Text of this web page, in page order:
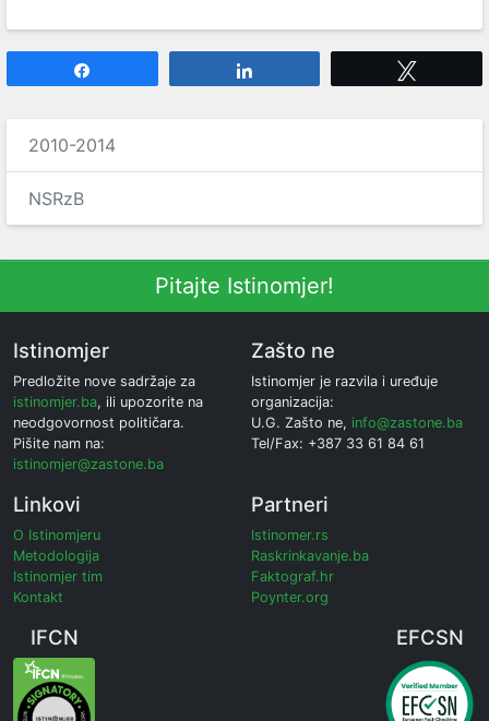
2010-2014
NSRzB
Pitajte Istinomjer!
Istinomjer
Predložite nove sadržaje za
istinomjer.ba, ili upozorite na
neodgovornost političara.
Pišite nam na:
istinomjer@zastone.ba
Zašto ne
Istinomjer je razvila i uređuje
organizacija:
U.G. Zašto ne, info@zastone.ba
Tel/Fax: +387 33 61 84 61
Linkovi
O Istinomjeru
Metodologija
Istinomjer tim
Kontakt
Partneri
Istinomer.rs
Raskrinkavanje.ba
Faktograf.hr
Poynter.org
IFCN EFCSN